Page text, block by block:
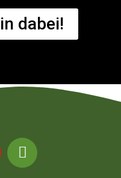
dabei!